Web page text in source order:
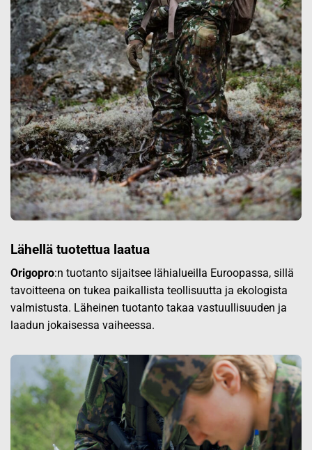
Lähellä tuotettua laatua
Origopro:n tuotanto sijaitsee lähialueilla Euroopassa, sillä
tavoitteena on tukea paikallista teollisuutta ja ekologista
valmistusta. Läheinen tuotanto takaa vastuullisuuden ja
laadun jokaisessa vaiheessa.